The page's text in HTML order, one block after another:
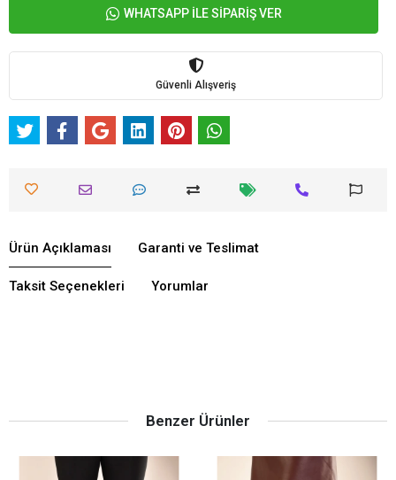
WHATSAPP İLE SİPARİŞ VER
Güvenli Alışveriş
Ürün Açıklaması Garanti ve Teslimat
Taksit Seçenekleri Yorumlar
Benzer Ürünler